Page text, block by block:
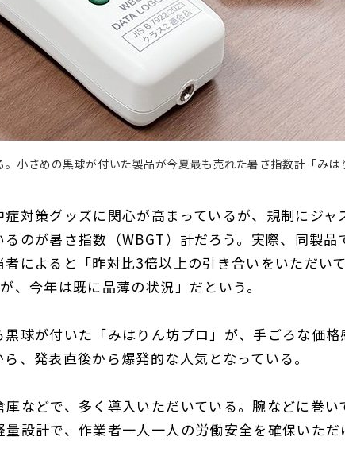
小さめの黒球が付いた製品が今夏最も売れた暑さ指数計「みは
対策グッズに関心が高まっているが、規制にジャ
のが暑さ指数（WBGT）計だろう。実際、同製品
によると「昨対比3倍以上の引き合いをいただい
、今年は既に品薄の状況」だという。
球が付いた「みはりん坊プロ」が、手ごろな価格
、発表直後から爆発的な人気となっている。
などで、多く導入いただいている。腕などに巻い
設計で、作業者一人一人の労働安全を確保いただ